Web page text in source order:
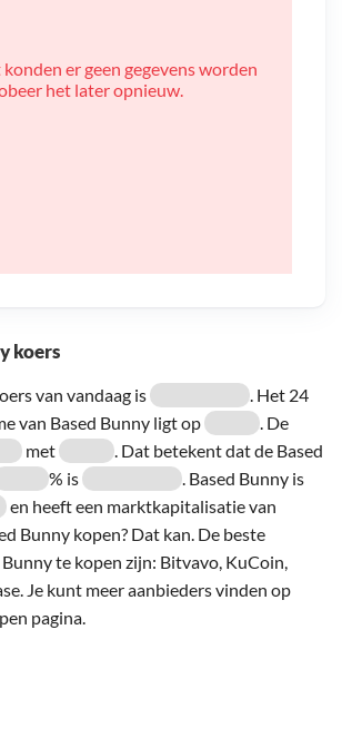
koers
van vandaag is
. Het 24
van Based Bunny ligt op
. De
met
. Dat betekent dat de Based
% is
. Based Bunny is
en heeft een marktkapitalisatie van
Bunny kopen? Dat kan. De beste
te kopen zijn: Bitvavo, KuCoin,
Je kunt meer aanbieders vinden op
pagina.
er geen gegevens worden
het later opnieuw.